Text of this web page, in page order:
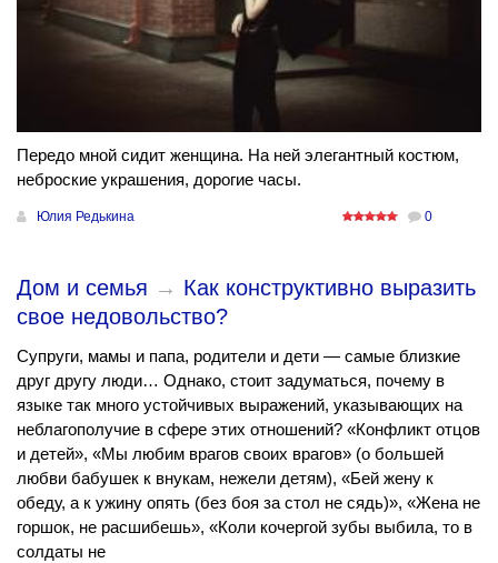
Передо мной сидит женщина. На ней элегантный костюм,
неброские украшения, дорогие часы.
Юлия Редькина 0
Дом и семья → Как конструктивно выразить
свое недовольство?
Супруги, мамы и папа, родители и дети — самые близкие
друг другу люди… Однако, стоит задуматься, почему в
языке так много устойчивых выражений, указывающих на
неблагополучие в сфере этих отношений? «Конфликт отцов
и детей», «Мы любим врагов своих врагов» (о большей
любви бабушек к внукам, нежели детям), «Бей жену к
обеду, а к ужину опять (без боя за стол не сядь)», «Жена не
горшок, не расшибешь», «Коли кочергой зубы выбила, то в
солдаты не